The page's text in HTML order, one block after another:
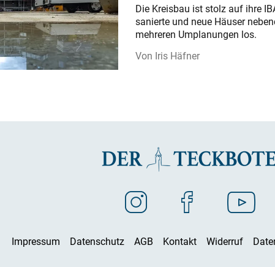
Die Kreisbau ist stolz auf ihre
sanierte und neue Häuser
mehreren Umplanungen los.
Iris Häfner
Impressum Datenschutz AGB Kontakt Widerruf